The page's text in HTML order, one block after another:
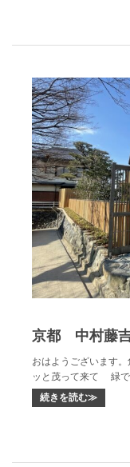
京都 中村藤
おはようございます
ッと茂って来て 緑
続きを読む≫